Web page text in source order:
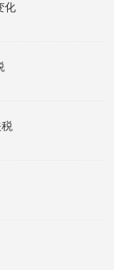
化